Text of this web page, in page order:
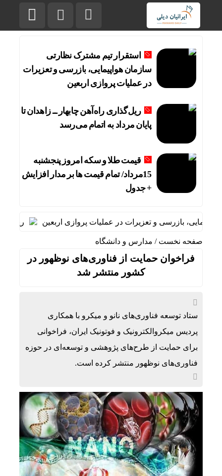
استقرار تیم مشترک نظارتی
سازمان هواپیمایی، بازرسی و تعزیرات
در عملیات پروازی اربعین
ریل‌گذاری راه‌آهن چابهار ــ زاهدان تا
پایان مرداد به اتمام می‌رسد
قیمت طلا و سکه امروز پنجشنبه
15مرداد/ تمام قیمت ها بر مدار افزایش
+ جدول
بازرسی و تعزیرات در عملیات پروازی اربعین ریل‌گذاری
صفحه نخست / مدارس و دانشگاه
فراخوان حمایت از فناوری‌های نوظهور در
کشور منتشر شد
ستاد توسعه فناوری‌های نانو و میکرو با همکاری
پردیس میکروالکترونیک و فوتونیک ایران، فراخوانی
برای حمایت از طرح‌های پژوهشی و توسعه‌ای در حوزه
فناوری‌های نوظهور منتشر کرده است.